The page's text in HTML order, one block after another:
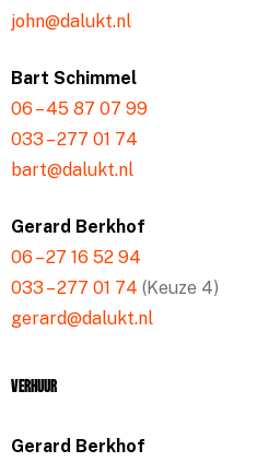
john@dalukt.nl
Bart Schimmel
06 – 45 87 07 99
033 – 277 01 74
bart@dalukt.nl
Gerard Berkhof
06 – 27 16 52 94
033 – 277 01 74 (Keuze 4)
gerard@dalukt.nl
Verhuur
Gerard Berkhof